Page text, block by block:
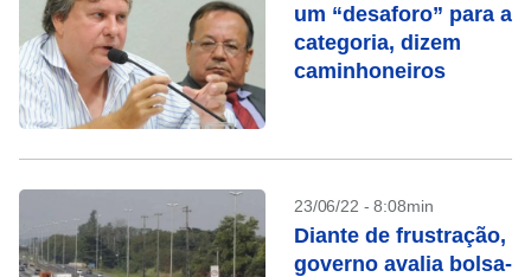
um “desaforo” para a
categoria, dizem
caminhoneiros
23/06/22 - 8:08min
Diante de frustração,
governo avalia bolsa-